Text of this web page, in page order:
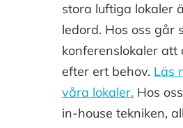
stora luftiga lokaler
ledord. Hos oss går
konferenslokaler att
efter ert behov. Läs
våra lokaler. Hos
in-house tekniken,